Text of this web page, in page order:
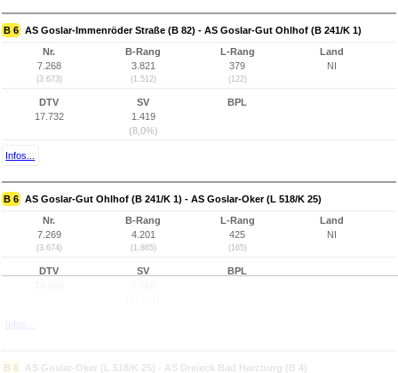
B 6 AS Goslar-Immenröder Straße (B 82) - AS Goslar-Gut Ohlhof (B 241/K 1)
Nr.
7.268
(3.673)
B-Rang
3.821
(1.512)
L-Rang
379
(122)
Land
NI
DTV
17.732
SV
1.419
(8,0%)
BPL
Infos...
B 6 AS Goslar-Gut Ohlhof (B 241/K 1) - AS Goslar-Oker (L 518/K 25)
Nr.
7.269
(3.674)
B-Rang
4.201
(1.865)
L-Rang
425
(165)
Land
NI
DTV
SV
BPL
Infos...
B 6 AS Goslar-Oker (L 518/K 25) - AS Dreieck Bad Harzburg (B 4)